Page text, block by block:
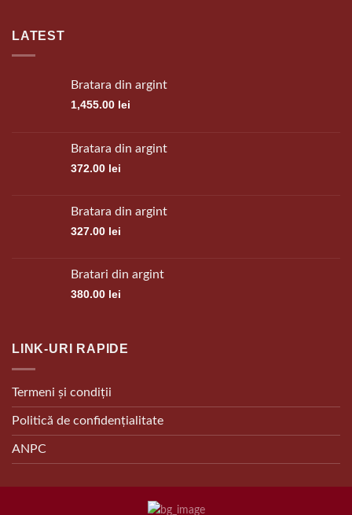
LATEST
Bratara din argint
1,455.00 lei
Bratara din argint
372.00 lei
Bratara din argint
327.00 lei
Bratari din argint
380.00 lei
LINK-URI RAPIDE
Termeni și condiții
Politică de confidențialitate
ANPC